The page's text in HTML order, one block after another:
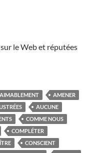
le Web et réputées
AIMABLEMENT
AMENER
AUCUNE
COMME NOUS
COMPLÉTER
CONSCIENT